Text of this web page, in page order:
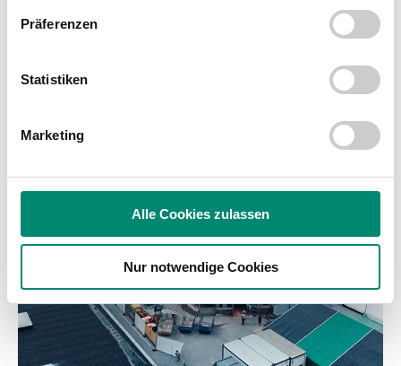
Erfahren Sie mehr darüber, wie Ihre persönlichen Daten
verarbeitet werden, und legen Sie Ihre Präferenzen im
Wir verwenden Cookies, um Inhalte und Anzeigen zu
zu können und die Zugriffe auf unsere Website zu
Verwendung unserer Website an unsere Partner für
weiteren Daten zusammen, die Sie ihnen bereitgestellt
haben oder die sie im Rahmen Ihrer Nutzung der Dienste
gesammelt haben.
Weitere Details, insbesondere zu Speicherdauer und
Präferenzen
Statistiken
Marketing
Alle Cookies zulassen
Nur notwendige Cookies